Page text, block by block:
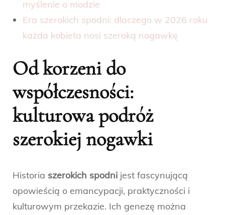
myślenie o modzie
Era szerokich spodni: dlaczego w 2026 roku
każda kobieta nosi szeroką nogawkę
Od korzeni do
współczesności:
kulturowa podróż
szerokiej nogawki
Historia szerokich spodni jest fascynującą
opowieścią o emancypacji, praktyczności i
kulturowym przekazie. Ich genezę można